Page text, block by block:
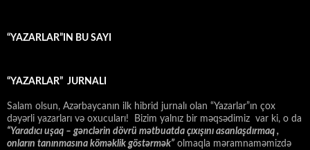
“YAZARLAR”IN BU SAYI
“YAZARLAR” JURNALI
Salam olsun, Azərbaycanın ilk hibrid jurnalı olan “Yazarlar”ın çox
dəyərli yazarları və oxucuları! Bizim yalnız bir məqsədimiz var ki, o da
“Yaradıcı uşaq – gәnclәrin dövrü mәtbuatda çıxışını asanlaşdırmaq ,
onların tanınmasına kömәklik göstәrmәk” olmaqla məramnaməmizdə